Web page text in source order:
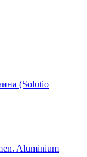
(Solutio
Aluminium